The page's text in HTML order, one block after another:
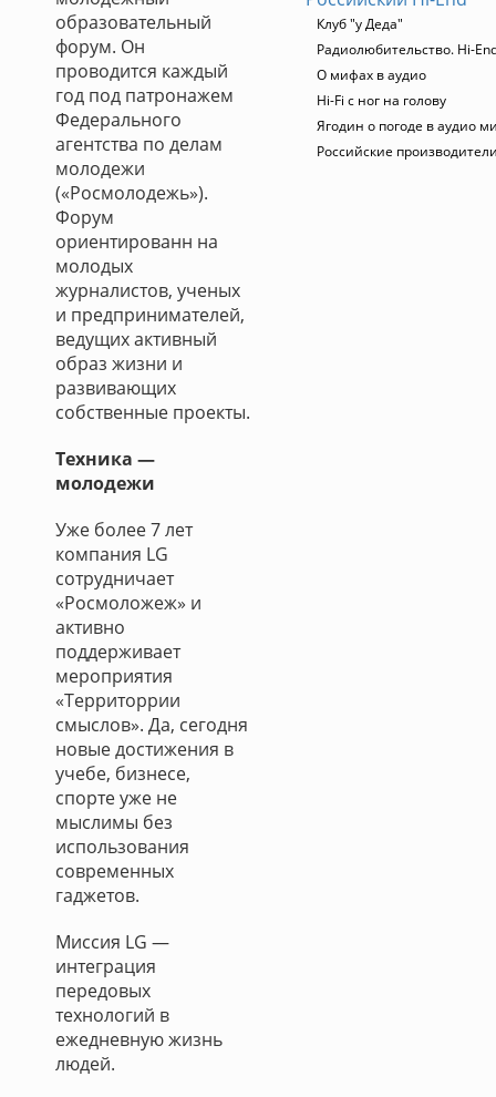
образовательный
форум. Он
проводится каждый
год под патронажем
Федерального
агентства по делам
молодежи
(«Росмолодежь»).
Форум
ориентированн на
молодых
журналистов, ученых
и предпринимателей,
ведущих активный
образ жизни и
развивающих
собственные проекты.
Техника —
молодежи
Уже более 7 лет
компания LG
сотрудничает
«Росмоложеж» и
активно
поддерживает
мероприятия
«Территоррии
смыслов». Да, сегодня
новые достижения в
учебе, бизнесе,
спорте уже не
мыслимы без
использования
современных
гаджетов.
Миссия LG —
интеграция
передовых
технологий в
ежедневную жизнь
людей.
Клуб "у Деда"
Радиолюбительство. Hi-
О мифах в аудио
Hi-Fi с ног на голову
Ягодин о погоде в аудио
Российские